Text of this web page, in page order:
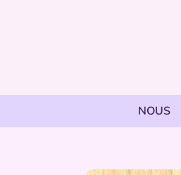
NOUS